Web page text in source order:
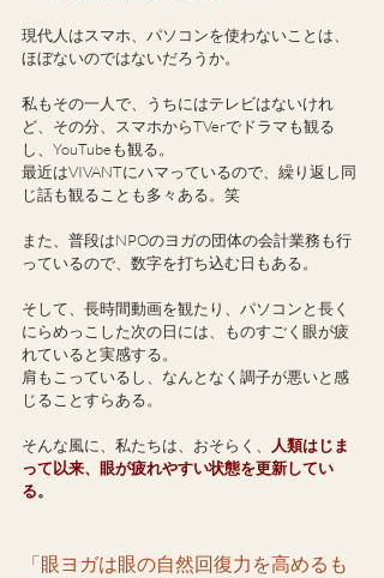
現代人はスマホ、パソコンを使わないことは、
ほぼないのではないだろうか。
私もその一人で、うちにはテレビはないけれ
ど、その分、スマホからTVerでドラマも観る
し、YouTubeも観る。
最近はVIVANTにハマっているので、繰り返し同
じ話も観ることも多々ある。笑
また、普段はNPOのヨガの団体の会計業務も行
っているので、数字を打ち込む日もある。
そして、長時間動画を観たり、パソコンと長く
にらめっこした次の日には、ものすごく眼が疲
れていると実感する。
肩もこっているし、なんとなく調子が悪いと感
じることすらある。
そんな風に、私たちは、おそらく、
人類はじま
って以来、眼が疲れやすい状態を更新してい
る。
「眼ヨガは眼の自然回復力を高めるも